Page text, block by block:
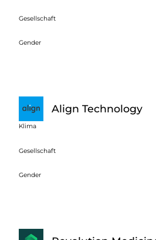
Gesellschaft
Gender
Align Technology
Klima
Gesellschaft
Gender